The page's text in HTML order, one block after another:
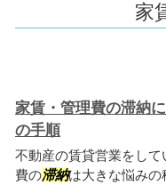
家
家賃・管理費の滞納
の手順
不動産の賃貸営業をし
費の滞納は大きな悩みの